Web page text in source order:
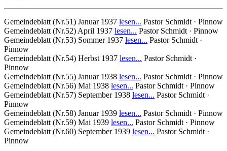
Gemeindeblatt (Nr.51) Januar 1937 lesen... Pastor Schmidt · Pinnow
Gemeindeblatt (Nr.52) April 1937 lesen... Pastor Schmidt · Pinnow
Gemeindeblatt (Nr.53) Sommer 1937 lesen... Pastor Schmidt ·
Pinnow
Gemeindeblatt (Nr.54) Herbst 1937 lesen... Pastor Schmidt ·
Pinnow
Gemeindeblatt (Nr.55) Januar 1938 lesen... Pastor Schmidt · Pinnow
Gemeindeblatt (Nr.56) Mai 1938 lesen... Pastor Schmidt · Pinnow
Gemeindeblatt (Nr.57) September 1938 lesen... Pastor Schmidt ·
Pinnow
Gemeindeblatt (Nr.58) Januar 1939 lesen... Pastor Schmidt · Pinnow
Gemeindeblatt (Nr.59) Mai 1939 lesen... Pastor Schmidt · Pinnow
Gemeindeblatt (Nr.60) September 1939 lesen... Pastor Schmidt ·
Pinnow